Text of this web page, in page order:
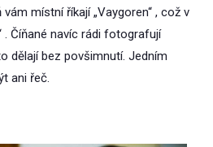
místní říkají „Vaygoren“ , což v
. Číňané navíc rádi fotografují
dělají bez povšimnutí. Jedním
ani řeč.